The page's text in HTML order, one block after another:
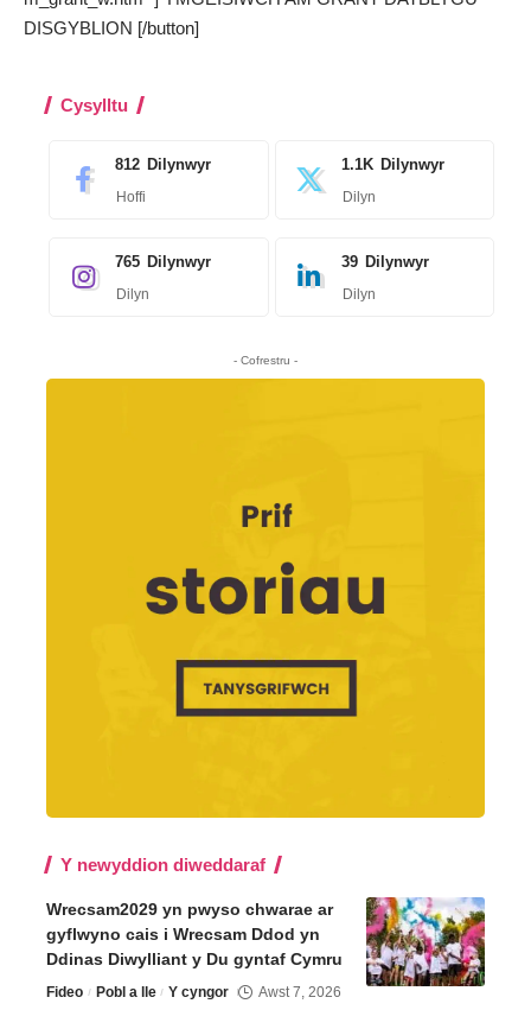
DISGYBLION [/button]
Cysylltu
812 Dilynwyr
Hoffi
1.1K Dilynwyr
Dilyn
765 Dilynwyr
Dilyn
39 Dilynwyr
Dilyn
- Cofrestru -
Y newyddion diweddaraf
Wrecsam2029 yn pwyso chwarae ar
gyflwyno cais i Wrecsam Ddod yn
Ddinas Diwylliant y Du gyntaf Cymru
Fideo Pobl a lle Y cyngor Awst 7, 2026